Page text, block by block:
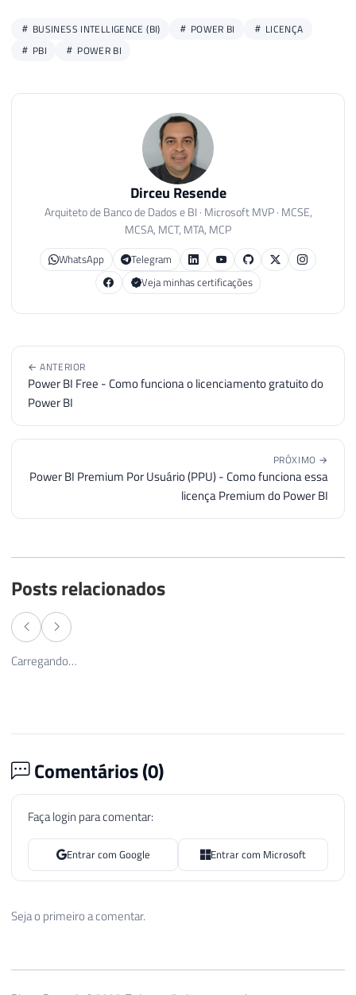
BUSINESS INTELLIGENCE (BI) POWER BI
LICENÇA
PBI
POWER BI
Dirceu Resende
Arquiteto de Banco de Dados e BI · Microsoft MVP · MCSE,
MCSA, MCT, MTA, MCP
WhatsApp
Telegram
Veja minhas certificações
← ANTERIOR
Power BI Free - Como funciona o licenciamento gratuito do
Power BI
PRÓXIMO →
Power BI Premium Por Usuário (PPU) - Como funciona essa
licença Premium do Power BI
Posts relacionados
Power BI Free - Como funciona o
Comentários (0
Faça login para comentar:
Entrar com Google
Seja o primeiro a comentar.